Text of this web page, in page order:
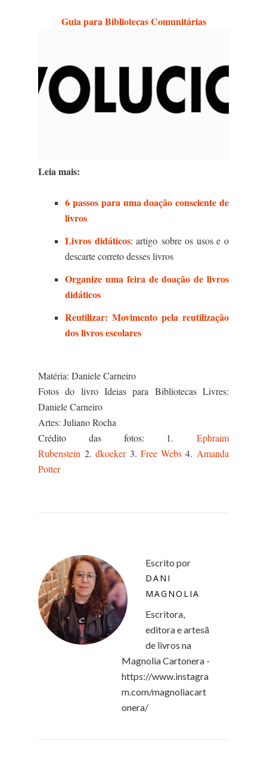
Guia para Bibliotecas Comunitárias
Leia mais:
6 passos para uma doação consciente de
livros
Livros didáticos: artigo sobre os usos e o
descarte correto desses livros
Organize uma feira de doação de livros
didáticos
Reutilizar: Movimento pela reutilização
dos livros escolares
Matéria: Daniele Carneiro
Fotos do livro Ideias para Bibliotecas Livres:
Daniele Carneiro
Artes: Juliano Rocha
Crédito das fotos: 1. Ephraim
Rubenstein 2.dkoeker3.Free Webs4. Amanda
Potter
Escrito por
DANI
MAGNOLIA
Escritora,
editora e artesã
de livros na
Magnolia Cartonera -
https://www.instagra
m.com/magnoliacart
onera/